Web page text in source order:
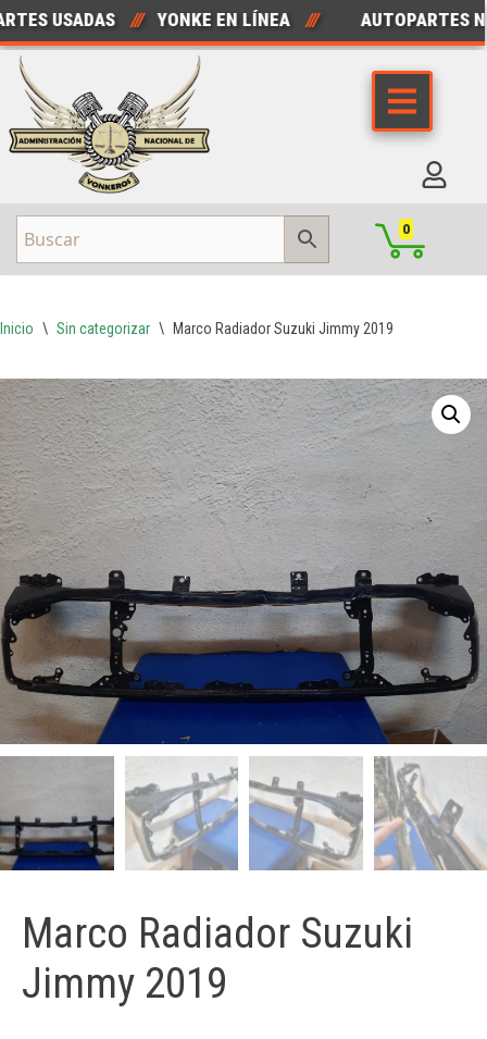
Saltar
al
contenido
USADAS /// YONKE EN LÍNEA /// AUTOPARTES
0
Inicio \ Sin categorizar \ Marco Radiador Suzuki Jimmy 2019
Marco Radiador Suzuki
Jimmy 2019